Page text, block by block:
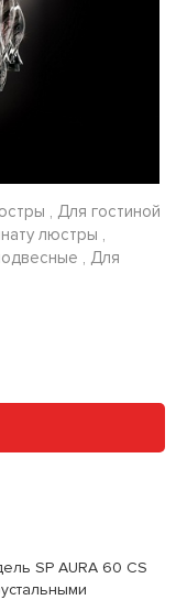
, Для гостиной
люстры ,
, Для
SP AURA 60 CS